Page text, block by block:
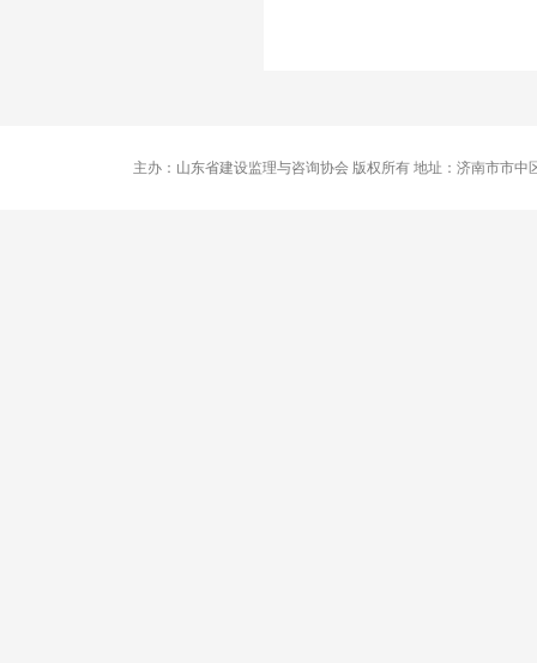
主办：山东省建设监理与咨询协会 版权所有 地址：济南市市